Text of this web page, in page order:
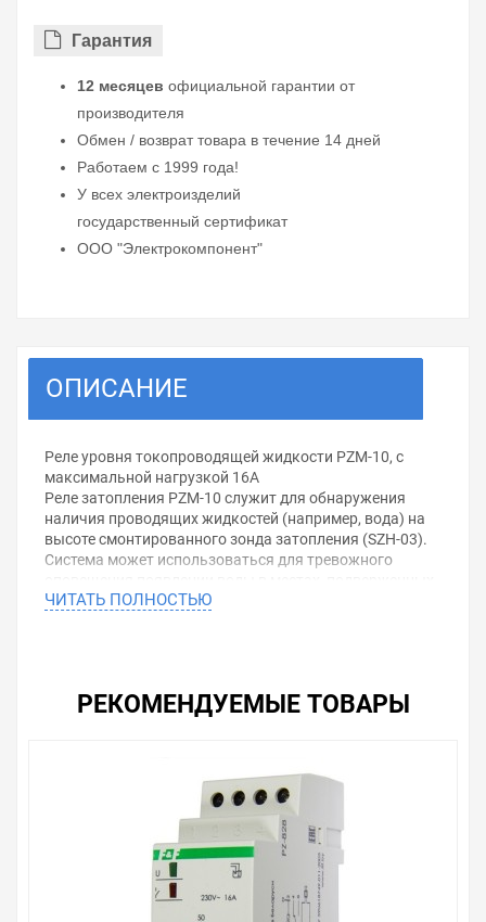
Гарантия
12 месяцев официальной гарантии от
производителя
Обмен / возврат товара в течение 14 дней
Работаем с 1999 года!
У всех электроизделий
государственный сертификат
ООО "Электрокомпонент"
ОПИСАНИЕ
Реле уровня токопроводящей жидкости PZM-10, с
максимальной нагрузкой 16А
Реле затопления PZM-10 служит для обнаружения
наличия проводящих жидкостей (например, вода) на
высоте смонтированного зонда затопления (SZH-03).
Система может использоваться для тревожного
затоплению. Оборудование также может
оборудования.Характеристики:Контрольная
(обнаружение наличия жидкости),
Наружный зонд затопления – отделен
Возможность последовательного или
параллельного подключения зонда,
Возможность удлинения провода
ЧИТАТЬ ПОЛНОСТЬЮ
РЕКОМЕНДУЕМЫЕ ТОВАРЫ